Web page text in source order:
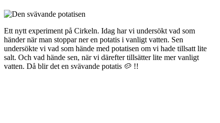
Ett nytt experiment på Cirkeln. Idag har vi undersökt vad som
händer när man stoppar ner en potatis i vanligt vatten. Sen
undersökte vi vad som hände med potatisen om vi hade tillsatt lite
salt. Och vad hände sen, när vi därefter tillsätter lite mer vanligt
vatten. Då blir det en svävande potatis 🥔 !!